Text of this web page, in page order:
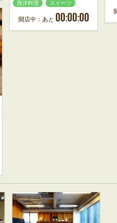
西洋料理
スイーツ
開店中：あと 00:00:00